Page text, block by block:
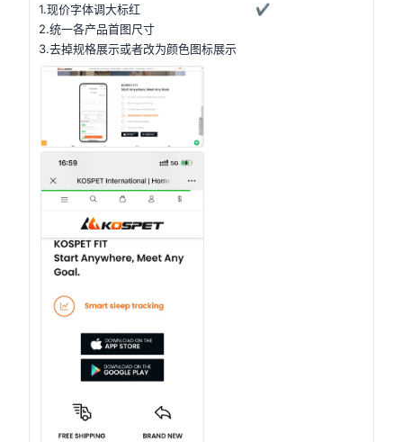
1.现价字体调大标红
2.统一各产品首图尺寸
3.去掉规格展示或者改为颜色图标展示
✔